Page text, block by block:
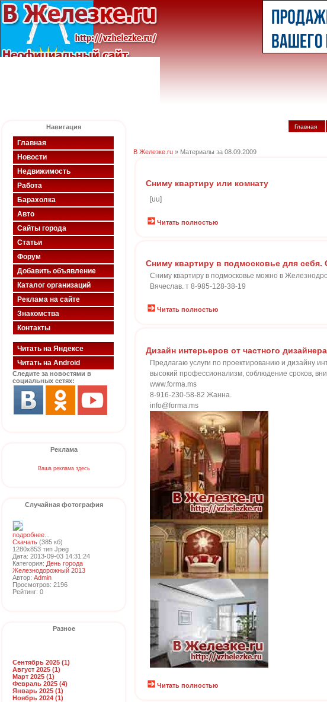
Навигация
Главная
Новости
Недвижимость
Работа
Барахолка
Авто
Сайты города
Статьи
Форум
Добавить объявление
Каталог организаций
Реклама на сайте
Знакомства
Контакты
Читать на Яндексе
Читать на Android
Следите за новостями в
социальных сетях:
Реклама
Ваша реклама здесь
Случайная фотография
подробнее...
Скачать (385 кб)
1280x853 тип Jpeg
Дата: 2013-09-03 14:31:24
Категория: День города
Железнодорожный 2013
Автор: Admin
Просмотров: 2196
Рейтинг: 0
Разное
Сентябрь 2025 (1)
Август 2025 (1)
Март 2025 (1)
Февраль 2025 (4)
Январь 2025 (1)
Ноябрь 2024 (1)
Главная
В Железке.ru » Материалы за 08.09.2009
Сниму квартиру или комнату
[uu]
Читать полностью
Сниму квартиру в подмосковье для себя.
Сниму квартиру в подмосковье можно в
Вячеслав. т 8-985-128-38-19
Читать полностью
Дизайн интерьеров от частного
Предлагаю услуги по проектированию и дизайну
высокий профессионализм, соблюдение сроков,
www.forma.ms
8-916-230-58-82 Жанна.
info@forma.ms
Читать полностью